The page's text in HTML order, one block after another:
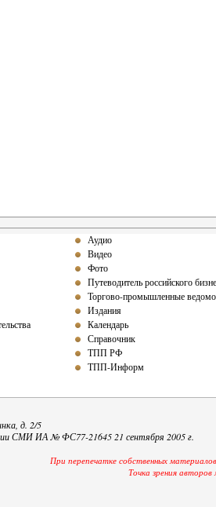
Аудио
Видео
Фото
Путеводитель российского
Торгово-промышленные
Издания
Календарь
Справочник
ТПП РФ
ТПП-Информ
д. 2/5
СМИ ИА № ФС77-21645 21 сентября 2005 г.
При перепечатке собственных
Точка зрения